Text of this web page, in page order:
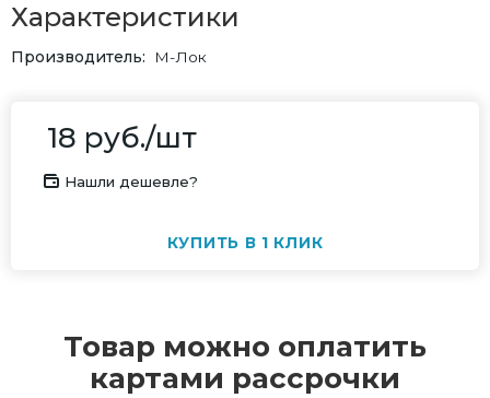
Характеристики
Производитель М-Лок
18 руб./шт
Нашли дешевле?
КУПИТЬ В 1 КЛИК
Товар можно оплатить
картами рассрочки